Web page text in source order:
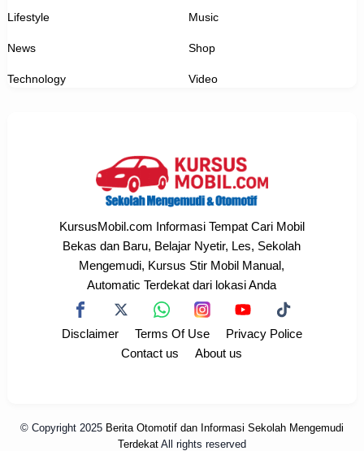
Lifestyle Music
News Shop
Technology Video
KursusMobil.com Informasi Tempat Cari Mobil
Bekas dan Baru, Belajar Nyetir, Les, Sekolah
Mengemudi, Kursus Stir Mobil Manual,
Automatic Terdekat dari lokasi Anda
Disclaimer Terms Of Use
Privacy Police
Contact us
About us
© Copyright 2025 Berita Otomotif dan Informasi Sekolah Mengemudi
TerdekatAll rights reserved